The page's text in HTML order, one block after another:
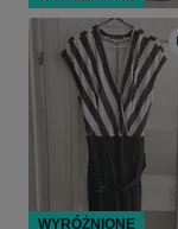
WYRÓŻNIONE